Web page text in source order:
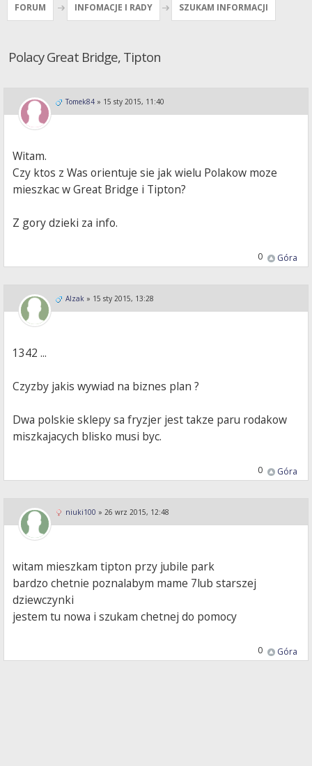
FORUM INFOMACJE I RADY SZUKAM INFORMACJI
Polacy Great Bridge, Tipton
Tomek84 » 15 sty 2015, 11:40
Witam.
Czy ktos z Was orientuje sie jak wielu Polakow moze
mieszkac w Great Bridge i Tipton?
Z gory dzieki za info.
Góra
0
Alzak » 15 sty 2015, 13:28
1342 ...
Czyzby jakis wywiad na biznes plan ?
Dwa polskie sklepy sa fryzjer jest takze paru rodakow
miszkajacych blisko musi byc.
Góra
0
niuki100 » 26 wrz 2015, 12:48
witam mieszkam tipton przy jubile park
bardzo chetnie poznalabym mame 7lub starszej
dziewczynki
jestem tu nowa i szukam chetnej do pomocy
Góra
0